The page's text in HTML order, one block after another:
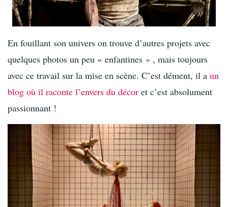
En fouillant son univers on trouve d’autres projets avec
quelques photos un peu « enfantines » , mais toujours
avec ce travail sur la mise en scène. C’est dément, il a un
blog où il raconte l’envers du décor et c’est absolument
passionnant !